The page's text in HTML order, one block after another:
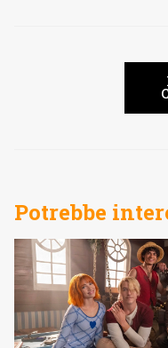
Potrebbe